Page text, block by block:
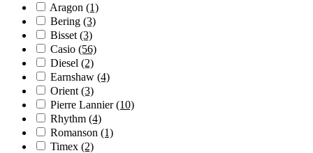
Aragon (1)
Bering (3)
Bisset (3)
Casio (56)
Diesel (2)
Earnshaw (4)
Orient (3)
Pierre Lannier(10)
Rhythm (4)
Romanson (1)
Timex (2)